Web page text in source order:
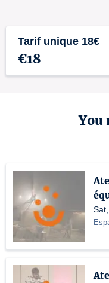
Tarif unique 18€
€18
You